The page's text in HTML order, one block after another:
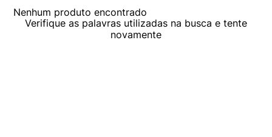
Nenhum produto encontrado